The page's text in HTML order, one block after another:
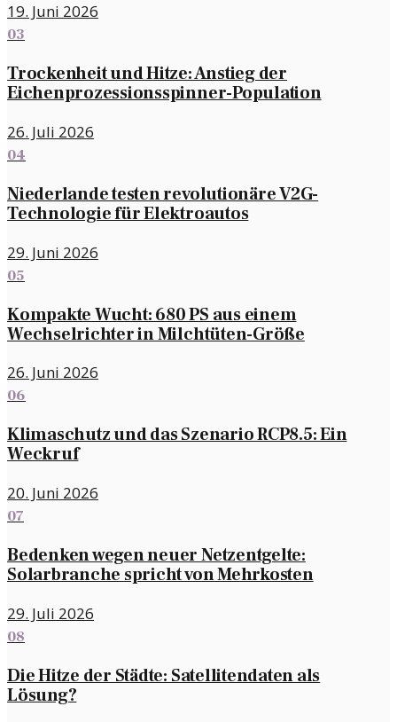
19. Juni 2026
03
Trockenheit und Hitze: Anstieg der
Eichenprozessionsspinner-Population
26. Juli 2026
04
Niederlande testen revolutionäre V2G-
Technologie für Elektroautos
29. Juni 2026
05
Kompakte Wucht: 680 PS aus einem
Wechselrichter in Milchtüten-Größe
26. Juni 2026
06
Klimaschutz und das Szenario RCP8.5: Ein
Weckruf
20. Juni 2026
07
Bedenken wegen neuer Netzentgelte:
Solarbranche spricht von Mehrkosten
29. Juli 2026
08
Die Hitze der Städte: Satellitendaten als
Lösung?